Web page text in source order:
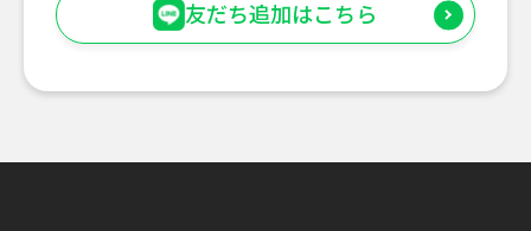
友だち追加はこちら